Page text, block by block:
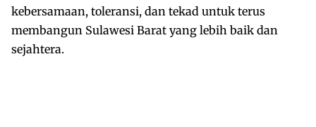
kebersamaan, toleransi, dan tekad untuk terus
membangun Sulawesi Barat yang lebih baik dan
sejahtera.